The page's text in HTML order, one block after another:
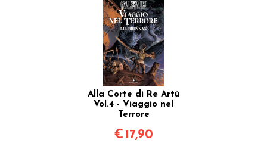
Alla Corte di Re Artù
Vol.4 - Viaggio nel
Terrore
€ 17,90